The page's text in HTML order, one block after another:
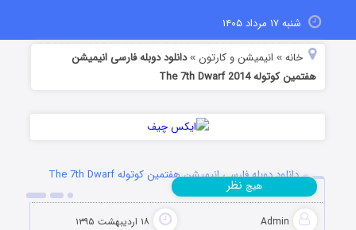
شنبه ۱۷ مرداد ۱۴۰۵
خانه » انیمیشن و کارتون »دانلود دوبله فارسی انیمیشن
هفتمین کوتوله The 7th Dwarf 2014
دانلود دوبله فارسی انیمیشن هفتمین کوتوله The 7th Dwarf
2014
Admin ۱۸ اردیبهشت ۱۳۹۵
هیچ نظر